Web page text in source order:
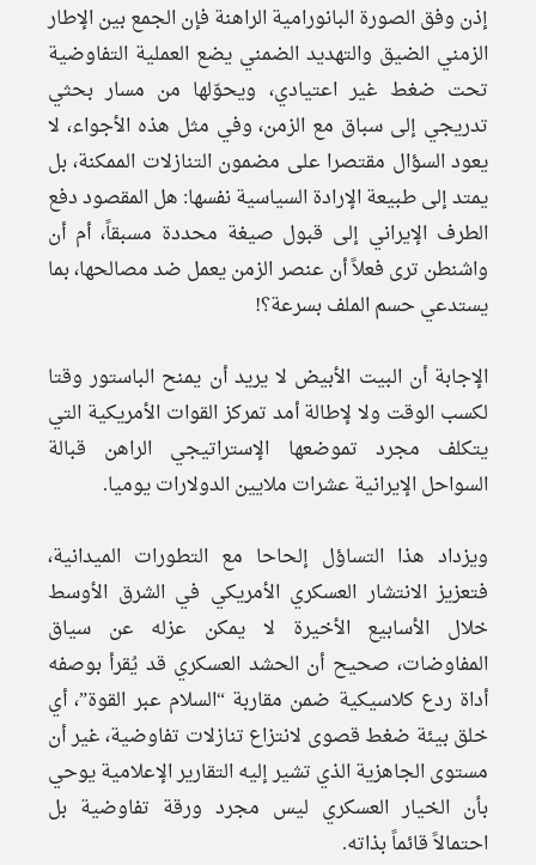
إذن وفق الصورة البانورامية الراهنة فإن الجمع بين الإطار
الزمني الضيق والتهديد الضمني يضع العملية التفاوضية
تحت ضغط غير اعتيادي، ويحوّلها من مسار بحثي
تدريجي إلى سباق مع الزمن، وفي مثل هذه الأجواء، لا
يعود السؤال مقتصرا على مضمون التنازلات الممكنة، بل
يمتد إلى طبيعة الإرادة السياسية نفسها: هل المقصود دفع
الطرف الإيراني إلى قبول صيغة محددة مسبقاً، أم أن
واشنطن ترى فعلاً أن عنصر الزمن يعمل ضد مصالحها، بما
يستدعي حسم الملف بسرعة؟!
الإجابة أن البيت الأبيض لا يريد أن يمنح الباستور وقتا
لكسب الوقت ولا لإطالة أمد تمركز القوات الأمريكية التي
يتكلف مجرد تموضعها الإستراتيجي الراهن قبالة
السواحل الإيرانية عشرات ملايين الدولارات يوميا.
ويزداد هذا التساؤل إلحاحا مع التطورات الميدانية،
فتعزيز الانتشار العسكري الأمريكي في الشرق الأوسط
خلال الأسابيع الأخيرة لا يمكن عزله عن سياق
المفاوضات، صحيح أن الحشد العسكري قد يُقرأ بوصفه
أداة ردع كلاسيكية ضمن مقاربة “السلام عبر القوة”، أي
خلق بيئة ضغط قصوى لانتزاع تنازلات تفاوضية، غير أن
مستوى الجاهزية الذي تشير إليه التقارير الإعلامية يوحي
بأن الخيار العسكري ليس مجرد ورقة تفاوضية بل
احتمالاً قائماً بذاته.